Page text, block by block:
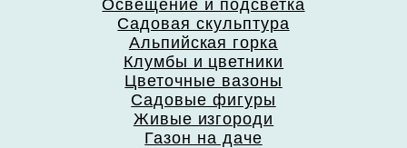
Освещение и подсветка
Садовая скульптура
Альпийская горка
Клумбы и цветники
Цветочные вазоны
Садовые фигуры
Живые изгороди
Газон на даче